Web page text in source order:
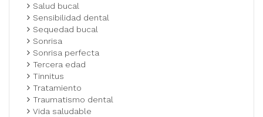
Salud bucal
Sensibilidad dental
Sequedad bucal
Sonrisa
Sonrisa perfecta
Tercera edad
Tinnitus
Tratamiento
Traumatismo dental
Vida saludable